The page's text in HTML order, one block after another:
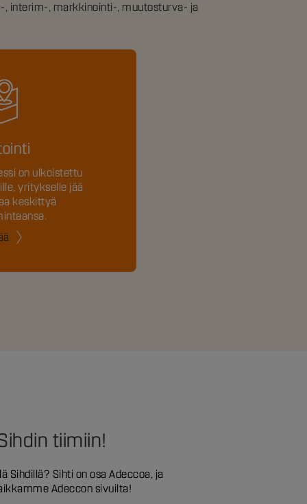
, interim-, markkinointi-, muutosturva- ja
on ulkoistettu
yritykselle jää
keskittyä
tiimiin!
Sihdillä? Sihti on osa Adeccoa, ja
Adeccon sivuilta!